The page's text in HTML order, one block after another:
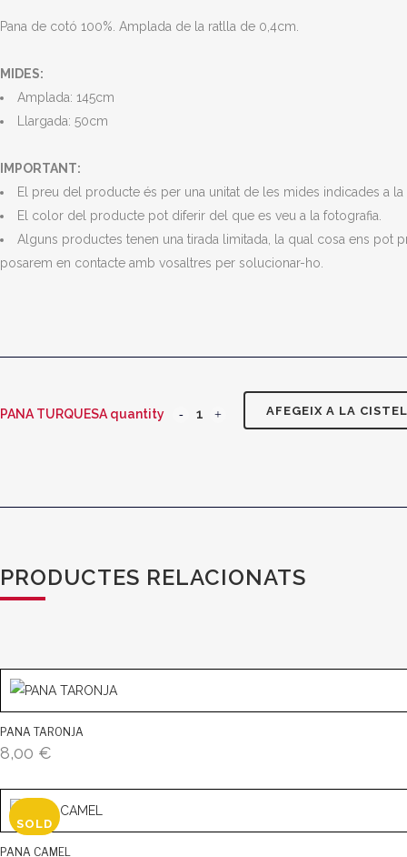
Pana de cotó 100%. Amplada de la ratlla de 0,4cm.
MIDES:
Amplada: 145cm
Llargada: 50cm
IMPORTANT:
El preu del producte és per una unitat de les mides indicades a la
El color del producte pot diferir del que es veu a la fotografia.
Alguns productes tenen una tirada limitada, la qual cosa ens pot
posarem en contacte amb vosaltres per solucionar-ho.
PANA TURQUESA quantity AFEGEIX A LA
PRODUCTES RELACIONATS
PANA TARONJA
8,00 €
PANA CAMEL